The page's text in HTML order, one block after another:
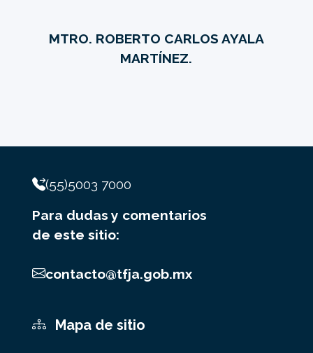
MTRO. ROBERTO CARLOS AYALA
MARTÍNEZ.
(55)5003 7000
Para dudas y comentarios
de este sitio:
contacto@tfja.gob.mx
Mapa de sitio